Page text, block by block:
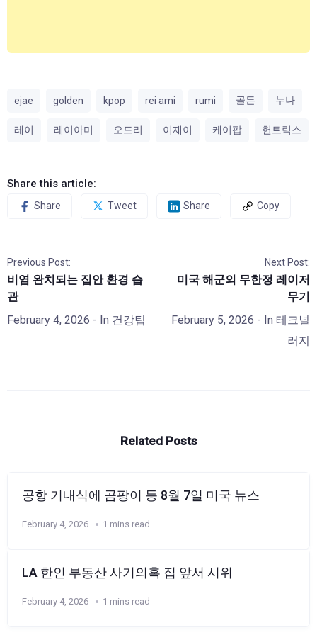
ejae golden kpop rei ami rumi 골든 누나
레이 레이아미 오드리 이재이 케이팝 헌트릭스
Share this article:
Share Tweet Share Copy
Previous Post:
비염 완치되는 집안 환경 습
관
February 4, 2026 - In 건강팁
Next Post:
미국 해군의 무한정 레이저
무기
February 5, 2026 - In 테크널
러지
Related Posts
공항 기내식에 곰팡이 등 8월 7일 미국 뉴스
February 4, 2026 1 mins read
LA 한인 부동산 사기의혹 집 앞서 시위
February 4, 2026 1 mins read